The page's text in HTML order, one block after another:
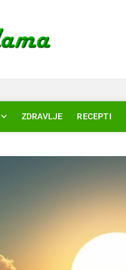
ZDRAVLJE RECEPTI